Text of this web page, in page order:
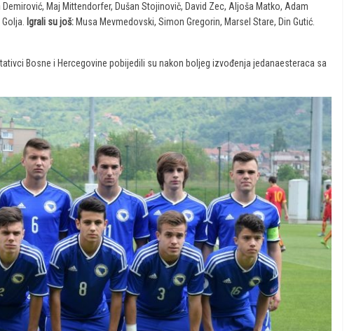
Demirović, Maj Mittendorfer, Dušan Stojinovič, David Zec, Aljoša Matko, Adam
Igrali su još: Musa Mevmedovski, Simon Gregorin, Marsel Stare, Din Gutić.
Bosne i Hercegovine pobijedili su nakon boljeg izvođenja jedanaesteraca sa